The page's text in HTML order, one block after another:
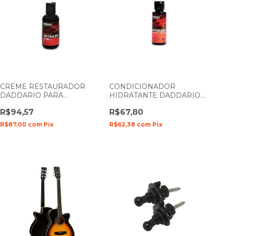
CREME RESTAURADOR
DADDARIO PARA
R$94,57
R$87,00 com Pix
CONDICIONADOR
HIDRATANTE DADDARIO
R$67,80
R$62,38 com Pix